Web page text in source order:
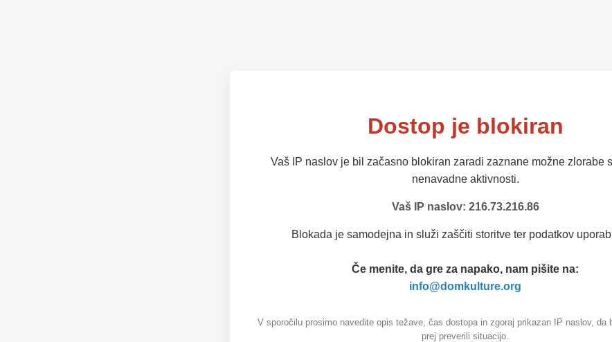
Dostop je blokiran
Vaš IP naslov je bil začasno blokiran zaradi zaznane možne zlorabe
nenavadne aktivnosti.
Vaš IP naslov: 216.73.216.86
Blokada je samodejna in služi zaščiti storitve ter podatkov
Če menite, da gre za napako, nam pišite na:
info@domkulture.org
V sporočilu prosimo navedite opis težave, čas dostopa in zgoraj prikazan IP naslov, da
prej preverili situacijo.